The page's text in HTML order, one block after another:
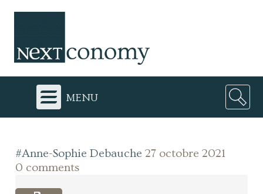
menu
#Anne-Sophie Debauche 27 octobre 2021
0 comments